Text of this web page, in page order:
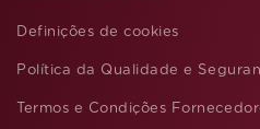
Definições de cookies
Política da Qualidade e
Termos e Condições